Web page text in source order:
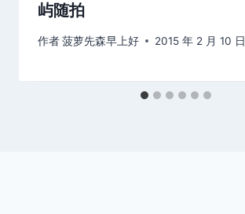
屿随拍
作者菠萝先森早上好 2015 年 2 月 10 日